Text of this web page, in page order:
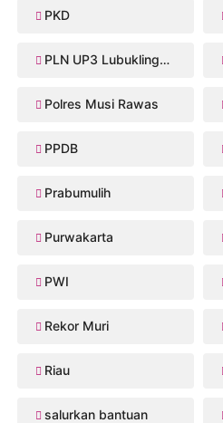
PKD
PLN UP3 Lubuklinggau
Polres Musi Rawas
PPDB
Prabumulih
Purwakarta
PWI
Rekor Muri
Riau
salurkan bantuan